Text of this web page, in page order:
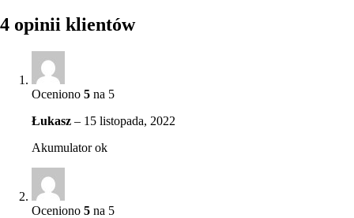
4 opinii klientów
Oceniono 5 na 5
Łukasz – 15 listopada, 2022
Akumulator ok
Oceniono 5 na 5